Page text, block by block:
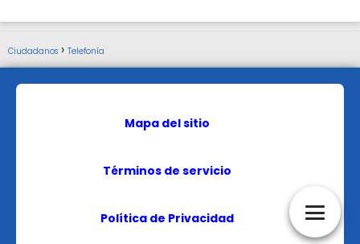
Ciudadanos Telefonía
Mapa del sitio
Términos de servicio
Política de Privacidad